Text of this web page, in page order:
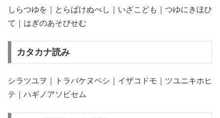
しらつゆを｜とらばけぬべし｜いざこども｜つゆにきほひ
て｜はぎのあそびせむ
カタカナ読み
シラツユヲ｜トラバケヌベシ｜イザコドモ｜ツユニキホヒ
テ｜ハギノアソビセム